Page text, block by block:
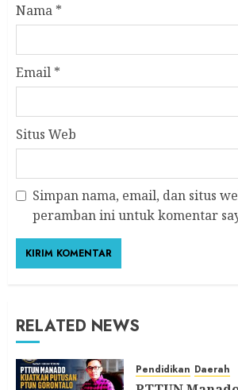
Nama *
Email *
Situs Web
Simpan nama, email, dan situs
peramban ini untuk komentar
RELATED NEWS
Pendidikan Daerah